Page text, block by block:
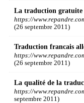
La traduction gratuite
https://
(26 septembre 2011)
Traduction francais
https://
(26 septembre 2011)
La qualité de la
https://
septembre 2011)